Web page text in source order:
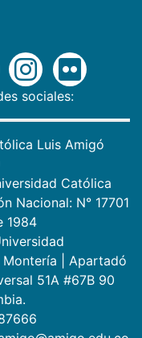
sociales:
Luis Amigó
Católica
Nacional: N° 17701
1984
Montería
Apartadó
51A #67B 90